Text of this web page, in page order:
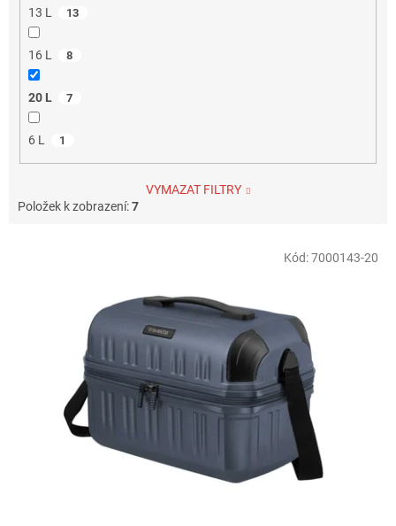
13 L 13
16 L 8
20 L 7
6 L 1
VYMAZAT FILTRY
Položek k zobrazení:7
Kód:7000143-20